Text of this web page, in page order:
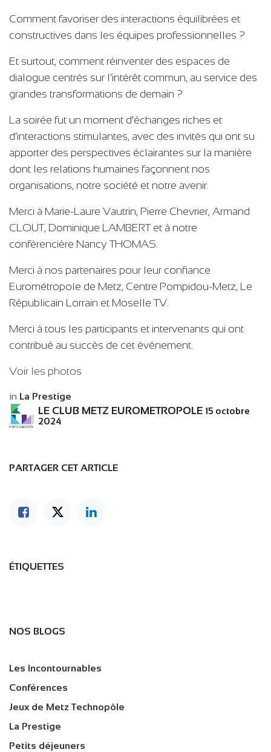
Comment favoriser des interactions équilibrées et
constructives dans les équipes professionnelles ?
Et surtout, comment réinventer des espaces de
dialogue centrés sur l’intérêt commun, au service des
grandes transformations de demain ?
La soirée fut un moment d'échanges riches et
d’interactions stimulantes, avec des invités qui ont su
apporter des perspectives éclairantes sur la manière
dont les relations humaines façonnent nos
organisations, notre société et notre avenir.
Merci à Marie-Laure Vautrin, Pierre Chevrier, Armand
CLOUT, Dominique LAMBERT et à notre
conférencière Nancy THOMAS.
Merci à nos partenaires pour leur confiance
Eurométropole de Metz, Centre Pompidou-Metz, Le
Républicain Lorrain et Moselle TV.
Merci à tous les participants et intervenants qui ont
contribué au succès de cet événement.
Voir les photos
in La Prestige
LE CLUB METZ EUROMETROPOLE 15 octobre
2024
PARTAGER CET ARTICLE
ÉTIQUETTES
NOS BLOGS
Les Incontournables
Conférences
Jeux de Metz Technopôle
La Prestige
Petits déjeuners